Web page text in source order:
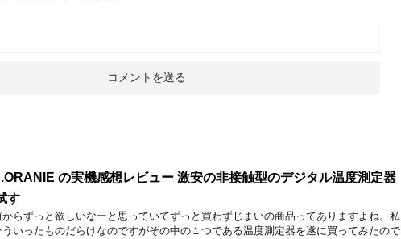
の実機感想レビュー 激安の非接触型のデジタル温度測定器
す
からずっと欲しいなーと思っていてずっと買わずじまいの商品ってありますよね。私
ういったものだらけなのですがその中の１つである温度測定器を遂に買ってみたので